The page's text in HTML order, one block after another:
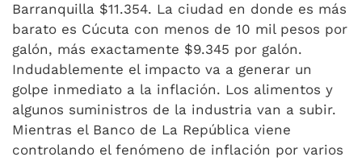
Barranquilla $11.354. La ciudad en donde es más
barato es Cúcuta con menos de 10 mil pesos por
galón, más exactamente $9.345 por galón.
Indudablemente el impacto va a generar un
golpe inmediato a la inflación. Los alimentos y
algunos suministros de la industria van a subir.
Mientras el Banco de La República viene
controlando el fenómeno de inflación por varios